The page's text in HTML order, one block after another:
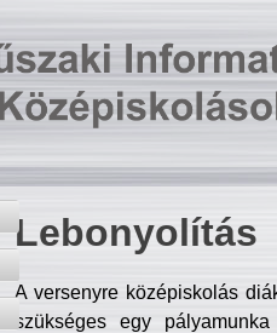
Lebonyolítás
A versenyre középiskolás
szükséges egy